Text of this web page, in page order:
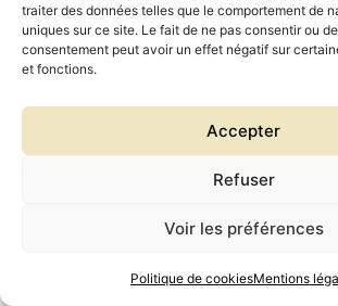
traiter des données telles que le comportement de
uniques sur ce site. Le fait de ne pas consentir ou
consentement peut avoir un effet négatif sur
et fonctions.
Accepter
Refuser
Voir les préférences
Politique de cookiesMentions